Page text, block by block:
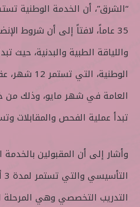
35 عاماً، لافتاً إلى أن شروط
واللياقة الطبية والبدنية، حيث
الوطنية،
العامة في شهر مايو، وذلك من
تبدأ عملية الفحص والمقابلات
وأشار إلى أن المقبولين بالخدمة
التدريب التخصصي وهي المرحلة